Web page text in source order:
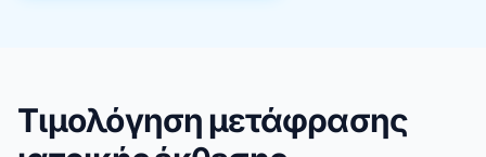
Τιμολόγηση μετάφρασης